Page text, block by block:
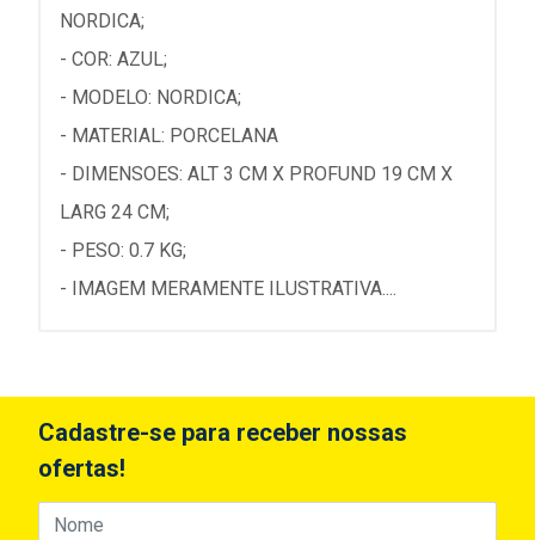
NORDICA;
- COR: AZUL;
- MODELO: NORDICA;
- MATERIAL: PORCELANA
- DIMENSOES: ALT 3 CM X PROFUND 19 CM X
LARG 24 CM;
- PESO: 0.7 KG;
- IMAGEM MERAMENTE ILUSTRATIVA....
Cadastre-se para receber nossas
ofertas!